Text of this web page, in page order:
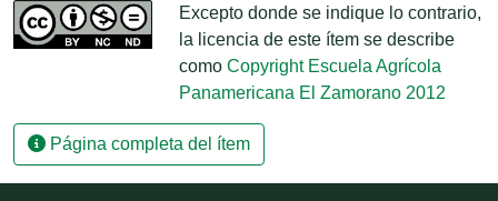
Excepto donde se indique lo contrario,
la licencia de este ítem se describe
como Copyright Escuela Agrícola
Panamericana El Zamorano 2012
Página completa del ítem